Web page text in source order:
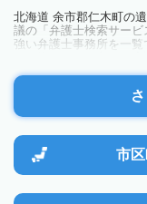
北海道 余市郡仁木町の
議の「弁護士検索サー
強い弁護士事務所を一
みを抱えている方は一
市